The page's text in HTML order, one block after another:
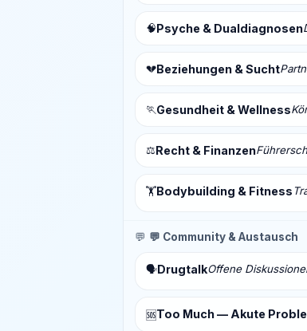
🧠Psyche & Dualdiagnosen
💔Beziehungen & Sucht
🏃Gesundheit & Wellness
⚖️Recht & Finanzen
🏋️Bodybuilding & Fitness
💬 💬 Community & Austausch
🗣️DrugtalkOffene
🆘Too Much — Akute